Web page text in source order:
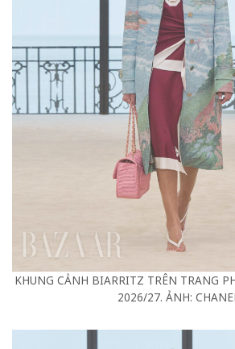
KHUNG CẢNH BIARRITZ TRÊN TRANG
2026/27. ẢNH: